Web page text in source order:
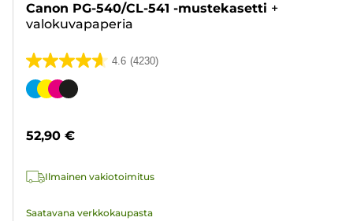
Canon PG-540/CL-541 -mustekasetti +
valokuvapaperia
4.6 (4230)
4.6/5
tähteä.
Värikasetti
52,90 €
Ilmainen vakiotoimitus
Saatavana verkkokaupasta